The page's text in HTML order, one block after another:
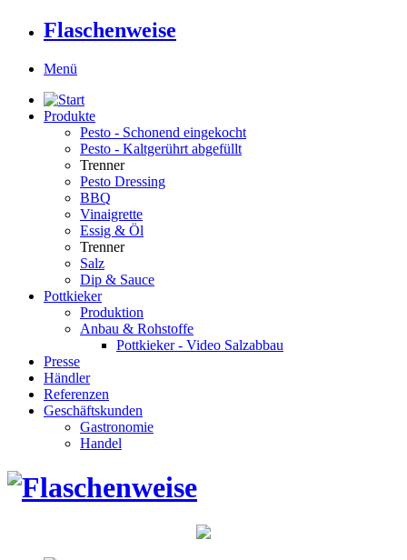
Flaschenweise
Menü
Produkte
Pesto - Schonend eingekocht
Pesto - Kaltgerührt abgefüllt
Trenner
Pesto Dressing
BBQ
Vinaigrette
Essig & Öl
Trenner
Salz
Dip & Sauce
Pottkieker
Produktion
Anbau & Rohstoffe
Pottkieker - Video Salzabbau
Presse
Händler
Referenzen
Geschäftskunden
Gastronomie
Handel